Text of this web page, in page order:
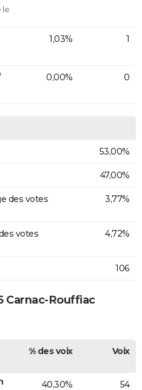
le
1,03% 1
0,00% 0
53,00%
47,00%
des votes
3,77%
votes
4,72%
106
Carnac-Rouffiac
% des voix Voix
40,30% 54